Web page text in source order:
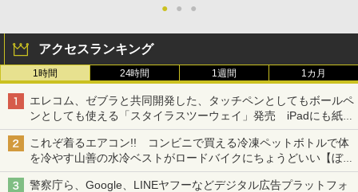
● ● ●
アクセスランキング
1時間 24時間 1週間 1カ月
エレコム、ゼブラと共同開発した、タッチペンとしてもボールペ
ンとしても使える「スタイラスツーウェイ」発売 iPadにも紙に
も、持ち替えずに書き込める
これぞ着るエアコン!! コンビニで買える冷凍ペットボトルで体
を冷やす山善の水冷ベストがロードバイクにちょうどいい【ぼっ
ち・ざ・ろーど！その14】【空いた時間でなにしてる？】
警察庁ら、Google、LINEヤフーなどデジタル広告プラットフォ